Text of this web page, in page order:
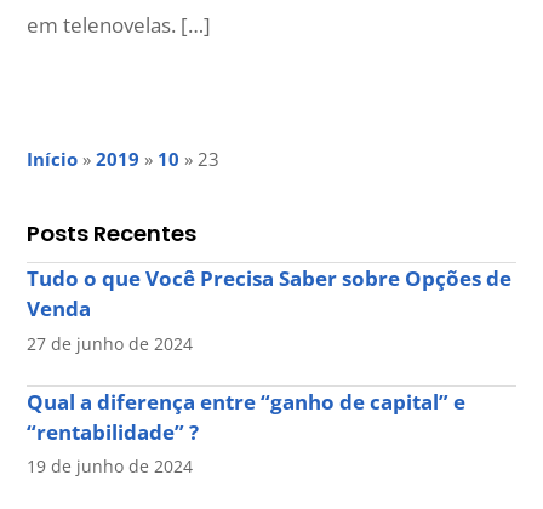
em telenovelas. […]
Início » 2019 » 10 » 23
Posts Recentes
Tudo o que Você Precisa Saber sobre Opções de
Venda
27 de junho de 2024
Qual a diferença entre “ganho de capital” e
“rentabilidade” ?
19 de junho de 2024